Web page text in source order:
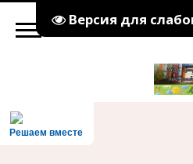
Версия для
Решаем вместе